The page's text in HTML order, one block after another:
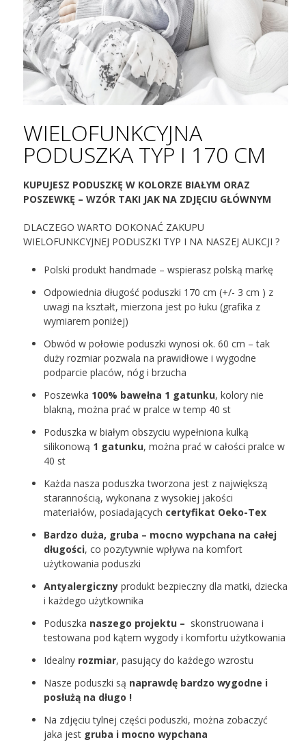
WIELOFUNKCYJNA
PODUSZKA TYP I 170 CM
KUPUJESZ PODUSZKĘ W KOLORZE BIAŁYM ORAZ
POSZEWKĘ – WZÓR TAKI JAK NA ZDJĘCIU GŁÓWNYM
DLACZEGO WARTO DOKONAĆ ZAKUPU
WIELOFUNKCYJNEJ PODUSZKI TYP I NA NASZEJ AUKCJI ?
Polski produkt handmade – wspierasz polską markę
Odpowiednia długość poduszki 170 cm (+/- 3 cm ) z
uwagi na kształt, mierzona jest po łuku (grafika z
wymiarem poniżej)
Obwód w połowie poduszki wynosi ok. 60 cm – tak
duży rozmiar pozwala na prawidłowe i wygodne
podparcie placów, nóg i brzucha
Poszewka 100% bawełna 1 gatunku, kolory nie
blakną, można prać w pralce w temp 40 st
Poduszka w białym obszyciu wypełniona kulką
silikonową 1 gatunku, można prać w całości pralce w
40 st
Każda nasza poduszka tworzona jest z największą
starannością, wykonana z wysokiej jakości
materiałów, posiadających certyfikat Oeko-Tex
Bardzo duża, gruba – mocno wypchana na całej
długości, co pozytywnie wpływa na komfort
użytkowania poduszki
Antyalergicznyprodukt bezpieczny dla matki, dziecka
i każdego użytkownika
Poduszka naszego projektu – skonstruowana i
testowana pod kątem wygody i komfortu użytkowania
Idealny rozmiar, pasujący do każdego wzrostu
Nasze poduszki są naprawdę bardzo wygodne i
posłużą na długo !
Na zdjęciu tylnej części poduszki, można zobaczyć
jaka jest gruba i mocno wypchana